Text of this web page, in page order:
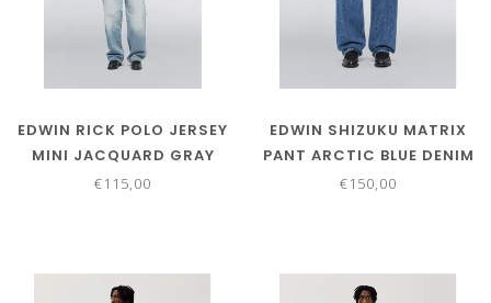
EDWIN RICK POLO JERSEY
MINI JACQUARD GRAY
GARMENT WASHED
€115,00
EDWIN SHIZUKU MATRIX
PANT ARCTIC BLUE DENIM
MID STONE WASH 130226
€150,00